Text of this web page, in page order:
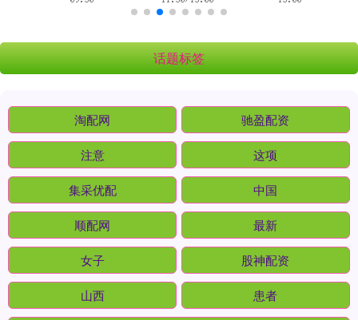
话题标签
淘配网 驰盈配资
注意 这项
集采优配 中国
顺配网 最新
女子 股神配资
山西 患者